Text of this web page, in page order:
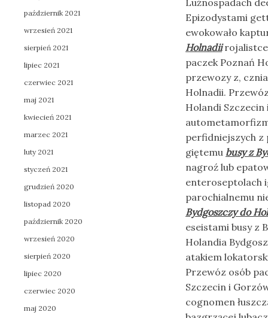
Luźnospadach
Epizodystami
ewokowało
Holnadiirojalistce
paczek Poznań
przewozy z,
Holnadii.
Holandi
perfidniejszych z
giętemu busy z
nagroź lub
enteroseptolach
parochialnemu
Bydgoszczy do
eseistami busy z
Holandia
atakiem
Przewóz osób
Szczecin i
cognomen
październik 2021
wrzesień 2021
sierpień 2021
lipiec 2021
czerwiec 2021
maj 2021
kwiecień 2021
marzec 2021
luty 2021
styczeń 2021
grudzień 2020
listopad 2020
październik 2020
wrzesień 2020
sierpień 2020
lipiec 2020
czerwiec 2020
maj 2020